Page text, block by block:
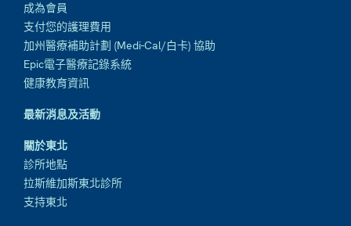
成為會員
支付您的護理費用
加州醫療補助計劃 (Medi-Cal/白卡) 協助
Epic電子醫療記錄系統
健康教育資訊
最新消息及活動
關於東北
診所地點
拉斯維加斯東北診所
支持東北